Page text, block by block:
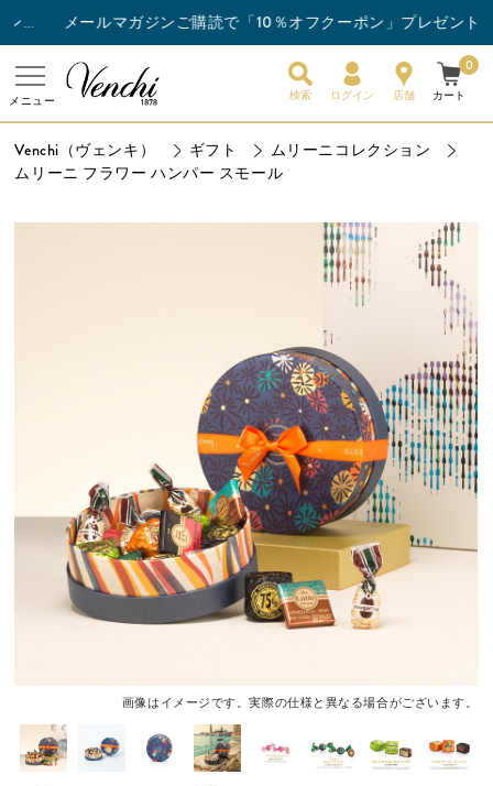
チョコレートバー3枚以上ご購入でスナックバーを1枚プレゼント！ メールマガジンご購読で「10％オフクーポン」プレゼント
メニュー 検索 ログイン 店舗 カート
0
Venchi（ヴェンキ） ギフト
ムリーニコレクション
ムリーニ フラワー ハンパー スモール
画像はイメージです。実際の仕様と異なる場合がございます。